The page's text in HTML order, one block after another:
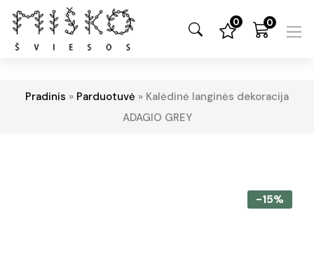
0 0
Pradinis » Parduotuvė » Kalėdinė langinės dekoracija
ADAGIO GREY
-15%